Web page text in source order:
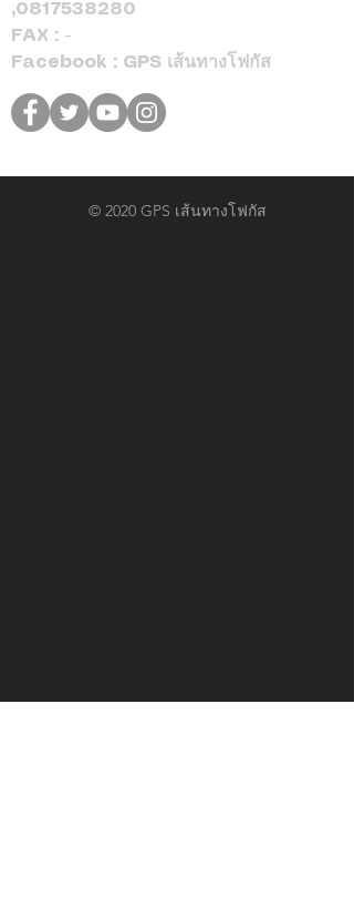
,0817538280
FAX : -
Facebook : GPS เส้นทางโฟกัส
© 2020 GPS เส้นทางโฟกัส